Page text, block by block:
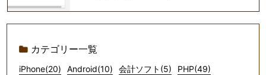
カテゴリー一覧
iPhone(20) Android(10) 会計ソフト(5)
PHP(49)